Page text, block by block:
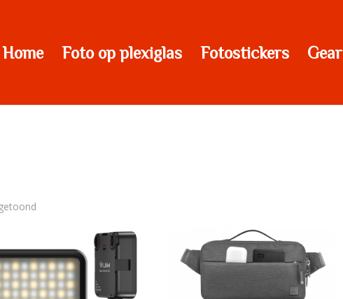
Home Foto op plexiglas Fotostickers Gear